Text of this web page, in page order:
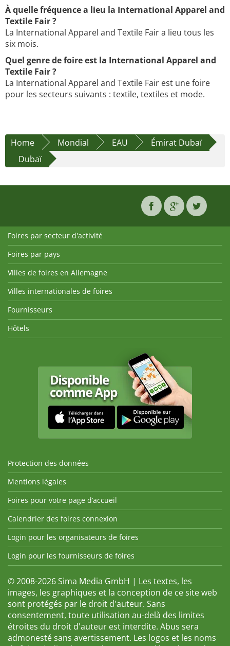
À quelle fréquence a lieu la International Apparel and
Textile Fair ?
La International Apparel and Textile Fair a lieu tous les
six mois.
Quel genre de foire est la International Apparel and
Textile Fair ?
La International Apparel and Textile Fair est une foire
pour les secteurs suivants : textile, textiles et mode.
Home Mondial EAU
Émirat Dubaï
Dubaï
Foires par secteur d'activité
Foires par pays
Villes de foires en Allemagne
Villes internationales de foires
Fournisseurs
Hôtels
Protection des données
Mentions légales
Foires pour votre page d’accueil
Calendrier des foires connexion
Login pour les organisateurs de foires
Login pour les fournisseurs de foires
© 2008-2026 Sima Media GmbH | Les textes, les
images, les graphiques et la conception de ce site web
sont protégés par le droit d'auteur. Sans
consentement, toute utilisation au-delà des limites
étroites du droit d'auteur est interdite. Abus sera
admonesté sans avertissement. Les logos et les noms